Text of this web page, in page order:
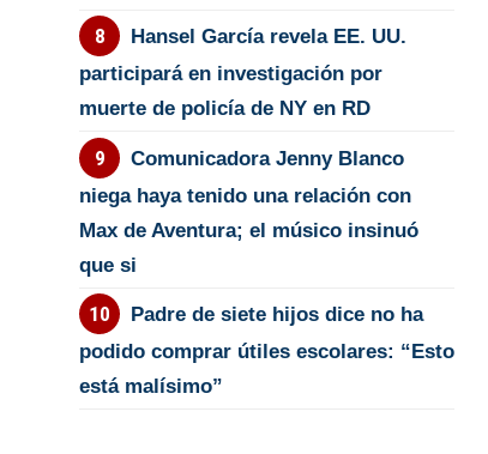
Hansel García revela EE. UU.
participará en investigación por
muerte de policía de NY en RD
Comunicadora Jenny Blanco
niega haya tenido una relación con
Max de Aventura; el músico insinuó
que si
Padre de siete hijos dice no ha
podido comprar útiles escolares: “Esto
está malísimo”